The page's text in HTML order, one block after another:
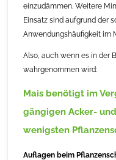
einzudämmen. Weitere
Einsatz sind aufgrund der
Anwendungshäufigkeit im
Also, auch wenn es in der
wahrgenommen wird:
Mais benötigt im
gängigen Acker-
wenigsten
Auflagen beim